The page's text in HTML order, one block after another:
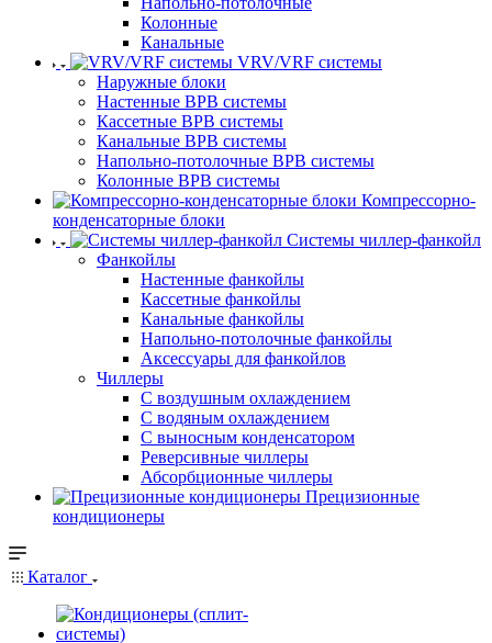
Колонные
Канальные
VRV/VRF системы
Наружные блоки
Настенные ВРВ системы
Кассетные ВРВ системы
Канальные ВРВ системы
Напольно-потолочные ВРВ системы
Колонные ВРВ системы
Компрессорно-
конденсаторные блоки
Системы чиллер-фанкойл
Фанкойлы
Настенные фанкойлы
Кассетные фанкойлы
Канальные фанкойлы
Напольно-потолочные фанкойлы
Аксессуары для фанкойлов
Чиллеры
С воздушным охлаждением
С водяным охлаждением
С выносным конденсатором
Реверсивные чиллеры
Абсорбционные чиллеры
Прецизионные
кондиционеры
Каталог